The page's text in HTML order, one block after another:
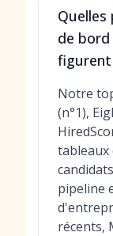
de
Notre
(n°1),
tableaux
pipeline
récents,